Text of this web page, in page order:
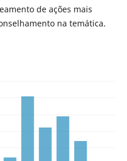
de ações mais
na temática.